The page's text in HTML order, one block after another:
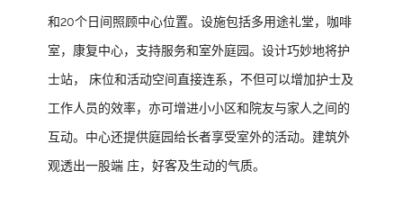
和20个日间照顾中心位置。设施包括多用途礼堂，咖啡
室，康复中心，支持服务和室外庭园。设计巧妙地将护
士站， 床位和活动空间直接连系，不但可以增加护士及
工作人员的效率，亦可增进小小区和院友与家人之间的
互动。中心还提供庭园给长者享受室外的活动。建筑外
观透出一股端 庄，好客及生动的气质。